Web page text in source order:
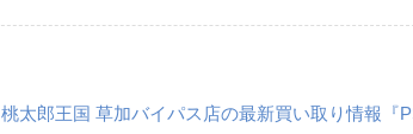
桃太郎王国 草加バイパス店の最新買い取り情報『